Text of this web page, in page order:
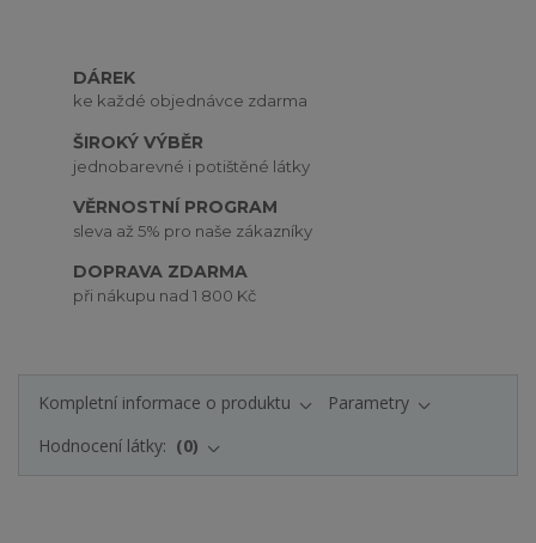
DÁREK
ke každé objednávce zdarma
ŠIROKÝ VÝBĚR
jednobarevné i potištěné látky
VĚRNOSTNÍ PROGRAM
sleva až 5% pro naše zákazníky
DOPRAVA ZDARMA
při nákupu nad 1 800 Kč
Kompletní informace o produktu
Parametry
Hodnocení látky:
0